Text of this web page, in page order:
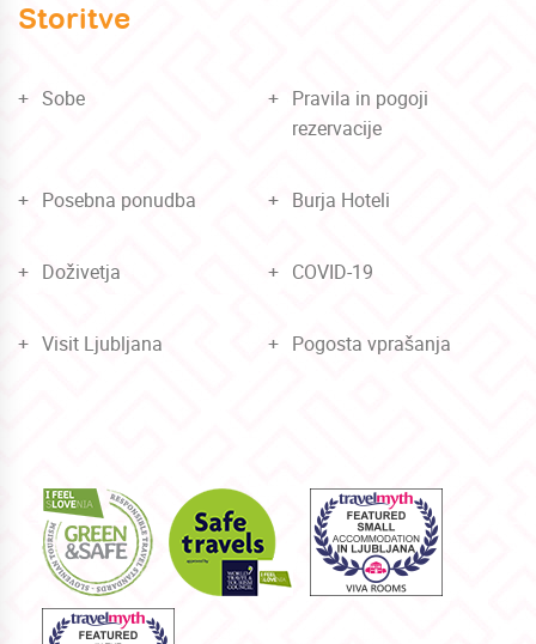
Storitve
Sobe
Pravila in pogoji
rezervacije
Posebna ponudba Burja Hoteli
Doživetja COVID-19
Visit Ljubljana Pogosta vprašanja